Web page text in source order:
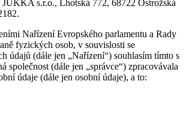
s.r.o., Lhotská 772, 68722 Ostrožská
Nařízení Evropského parlamentu a Rady
fyzických osob, v souvislosti se
údajů (dále jen „Nařízení“) souhlasím tímto s
společnost (dále jen „správce“) zpracovávala
údaje (dále jen osobní údaje), a to: